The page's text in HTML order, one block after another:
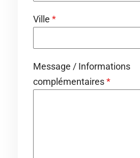
Ville *
Message / Informations
complémentaires*